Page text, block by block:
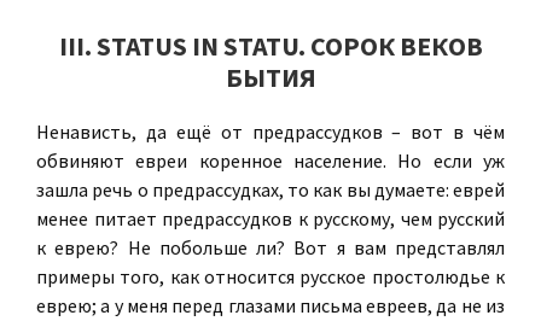
III. STATUS IN STATU. СОРОК ВЕКОВ
БЫТИЯ
Ненависть, да ещё от предрассудков – вот в чём
обвиняют евреи коренное население. Но если уж
зашла речь о предрассудках, то как вы думаете: еврей
менее питает предрассудков к русскому, чем русский
к еврею? Не побольше ли? Вот я вам представлял
примеры того, как относится русское простолюдье к
еврею; а у меня перед глазами письма евреев, да не из